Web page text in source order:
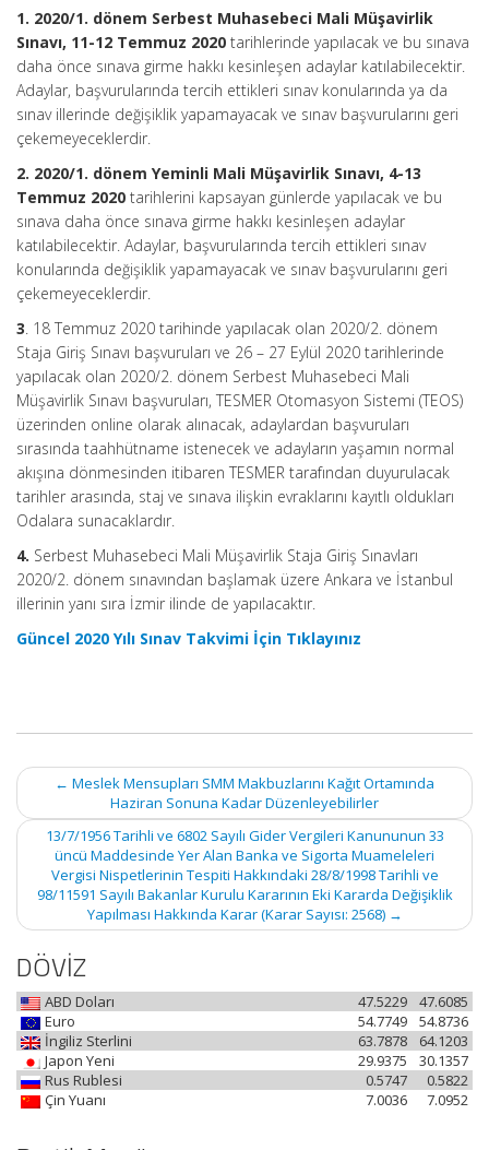
1. 2020/1. dönem Serbest Muhasebeci Mali Müşavirlik
Sınavı, 11-12 Temmuz 2020 tarihlerinde yapılacak ve bu sınava
daha önce sınava girme hakkı kesinleşen adaylar katılabilecektir.
Adaylar, başvurularında tercih ettikleri sınav konularında ya da
sınav illerinde değişiklik yapamayacak ve sınav başvurularını geri
çekemeyeceklerdir.
2. 2020/1. dönem Yeminli Mali Müşavirlik Sınavı, 4-13
Temmuz 2020 tarihlerini kapsayan günlerde yapılacak ve bu
sınava daha önce sınava girme hakkı kesinleşen adaylar
katılabilecektir. Adaylar, başvurularında tercih ettikleri sınav
konularında değişiklik yapamayacak ve sınav başvurularını geri
çekemeyeceklerdir.
3. 18 Temmuz 2020 tarihinde yapılacak olan 2020/2. dönem
Staja Giriş Sınavı başvuruları ve 26 – 27 Eylül 2020 tarihlerinde
yapılacak olan 2020/2. dönem Serbest Muhasebeci Mali
Müşavirlik Sınavı başvuruları, TESMER Otomasyon Sistemi (TEOS)
üzerinden online olarak alınacak, adaylardan başvuruları
sırasında taahhütname istenecek ve adayların yaşamın normal
akışına dönmesinden itibaren TESMER tarafından duyurulacak
tarihler arasında, staj ve sınava ilişkin evraklarını kayıtlı oldukları
Odalara sunacaklardır.
4. Serbest Muhasebeci Mali Müşavirlik Staja Giriş Sınavları
2020/2. dönem sınavından başlamak üzere Ankara ve İstanbul
illerinin yanı sıra İzmir ilinde de yapılacaktır.
Güncel 2020 Yılı Sınav Takvimi İçin Tıklayınız
Post
navigation
← Meslek Mensupları SMM Makbuzlarını Kağıt Ortamında
Haziran Sonuna Kadar Düzenleyebilirler
13/7/1956 Tarihli ve 6802 Sayılı Gider Vergileri Kanununun 33
üncü Maddesinde Yer Alan Banka ve Sigorta Muameleleri
Vergisi Nispetlerinin Tespiti Hakkındaki 28/8/1998 Tarihli ve
98/11591 Sayılı Bakanlar Kurulu Kararının Eki Kararda Değişiklik
Yapılması Hakkında Karar (Karar Sayısı: 2568) →
DÖVİZ
ABD Doları 47.6085
47.5229
Euro
54.8736
54.7749
İngiliz Sterlini
64.1203
63.7878
Japon Yeni
30.1357
29.9375
Rus Rublesi
0.5822
0.5747
Çin Yuanı
7.0952
7.0036